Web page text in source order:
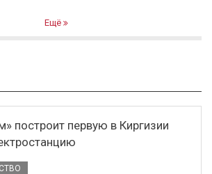
Ещё
построит первую в Киргизии